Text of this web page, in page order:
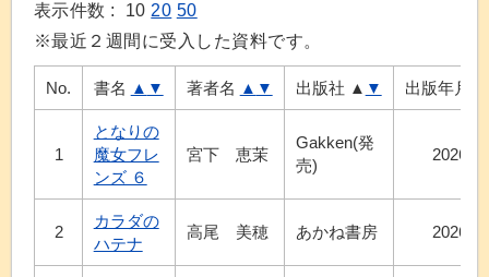
表示件数 : 10 20 50
※最近２週間に受入した資料です。
No. 書名 ▲ ▼ 著者名 ▲ ▼ 出版社 ▲ ▼ 出版年月
1
となりの
魔女フレ
ンズ ６
宮下 恵茉
Gakken(発
売)
2026.7
2
カラダの
ハテナ
高尾 美穂 あかね書房 2026.6